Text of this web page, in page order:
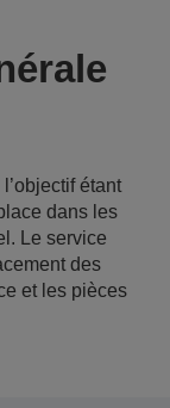
étant
dans les
Le service
des
et les pièces